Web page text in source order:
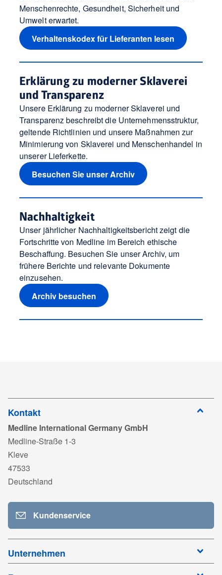
Menschenrechte, Gesundheit, Sicherheit und
Umwelt erwartet.
Verhaltenskodex für Lieferanten lesen
Erklärung zu moderner Sklaverei
und Transparenz
Unsere Erklärung zu moderner Sklaverei und
Transparenz beschreibt die Unternehmensstruktur,
geltende Richtlinien und unsere Maßnahmen zur
Minimierung von Sklaverei und Menschenhandel in
unserer Lieferkette.
Besuchen Sie unser Archiv
Nachhaltigkeit
Unser jährlicher Nachhaltigkeitsbericht zeigt die
Fortschritte von Medline im Bereich ethische
Beschaffung. Besuchen Sie unser Archiv, um
frühere Berichte und relevante Dokumente
einzusehen.
Archiv besuchen
Kontakt
Medline International Germany GmbH
Medline-Straße 1-3
Kleve
47533
Deutschland
Kundenservice
Unternehmen